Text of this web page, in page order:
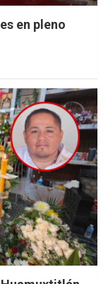
en pleno